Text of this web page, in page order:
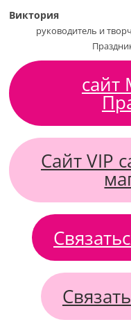
Виктория
руководитель и
сайт
Сайт VIP